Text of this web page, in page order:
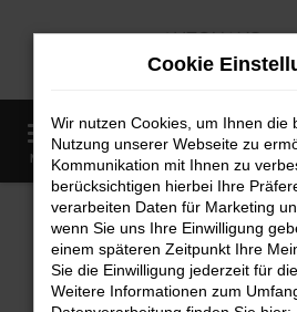
Zum
MENÜ
Startseite Fahrzeugangebote Fahrzeugmarkt
Cookie
Wir nutzen Cookies, um Ihnen die
Nutzung unserer Webseite zu
Kommunikation mit Ihnen zu
berücksichtigen hierbei Ihre
verarbeiten Daten für Marketing
wenn Sie uns Ihre Einwilligung
einem späteren Zeitpunkt Ihre
Sie die Einwilligung jederzeit für
Weitere Informationen zum